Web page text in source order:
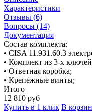
Характеристики
Отзывы (6)
Вопросы (14)
Документация
Состав комплекта:
• CISA 11.931.60.3
• Комплект из 3-х
• Ответная коробка;
• Крепежные винты;
Итого
12 810 руб
Купить в 1 клик В